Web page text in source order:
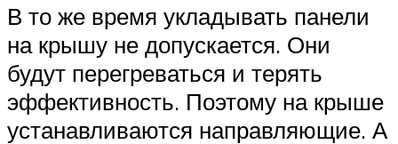
В то же время укладывать панели
на крышу не допускается. Они
будут перегреваться и терять
эффективность. Поэтому на крыше
устанавливаются направляющие. А